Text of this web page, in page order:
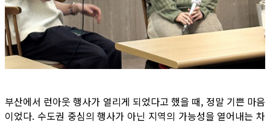
부산에서 런아웃 행사가 열리게 되었다고 했을 때, 정말 기쁜 마음
이었다. 수도권 중심의 행사가 아닌 지역의 가능성을 열어내는 차